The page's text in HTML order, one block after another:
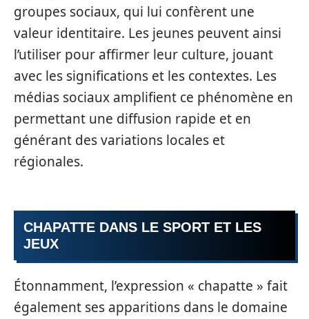
groupes sociaux, qui lui confèrent une
valeur identitaire. Les jeunes peuvent ainsi
l’utiliser pour affirmer leur culture, jouant
avec les significations et les contextes. Les
médias sociaux amplifient ce phénomène en
permettant une diffusion rapide et en
générant des variations locales et
régionales.
CHAPATTE DANS LE SPORT ET LES
JEUX
Étonnamment, l’expression « chapatte » fait
également ses apparitions dans le domaine